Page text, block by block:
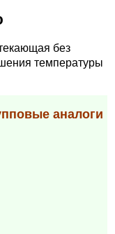
без
температуры
аналоги